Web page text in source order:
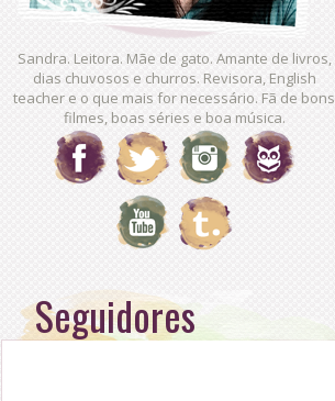
Sandra. Leitora. Mãe de gato. Amante de livros,
dias chuvosos e churros. Revisora, English
teacher e o que mais for necessário. Fã de bons
filmes, boas séries e boa música.
Seguidores